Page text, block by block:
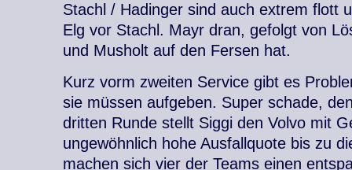
Stachl / Hadinger sind auch extrem flott
Elg vor Stachl. Mayr dran, gefolgt von
und Musholt auf den Fersen hat.
Kurz vorm zweiten Service gibt es
sie müssen aufgeben. Super schade,
dritten Runde stellt Siggi den Volvo mit
ungewöhnlich hohe Ausfallquote bis zu
machen sich vier der Teams einen